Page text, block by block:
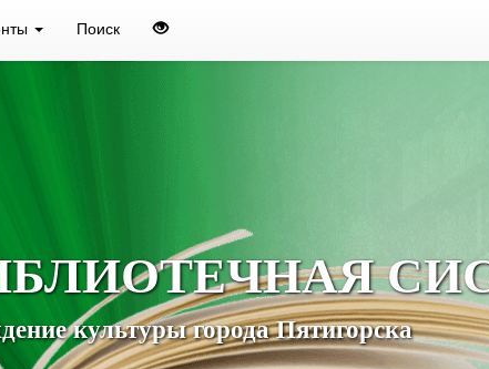
Поиск
культуры города Пятигорска